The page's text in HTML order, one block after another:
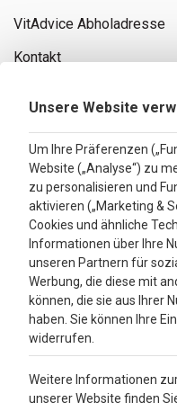
VitAdvice Abholadresse
Kontakt
Bewertungen
4.3
Google Reviews
Unsere Website
Um Ihre Präferenzen
Website („Analyse“) zu
zu personalisieren und
aktivieren („Marketing &
Cookies und ähnliche
Informationen über Ihre
unseren Partnern für
Werbung, die diese mit
können, die sie aus Ihrer
haben. Sie können Ihre
widerrufen.
Weitere Informationen
unserer Website finden